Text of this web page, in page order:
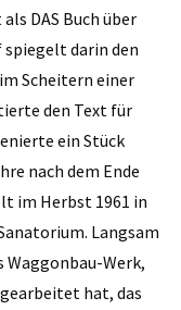
DAS Buch über
spiegelt darin den
Scheitern einer
den Text für
ein Stück
nach dem Ende
im Herbst 1961 in
Langsam
Werk,
hat, das